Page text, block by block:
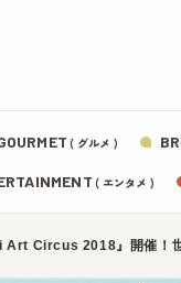
( グルメ )
( エンタメ )
Art Circus 2018』開催！